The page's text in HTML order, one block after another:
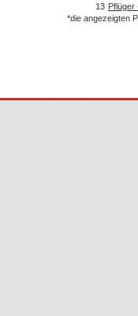
13 Pflüger
*die angezeigten